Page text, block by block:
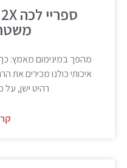
מהפך במינימום מאמץ:
איכותי כולנו מכירים את
רהיט ישן, על